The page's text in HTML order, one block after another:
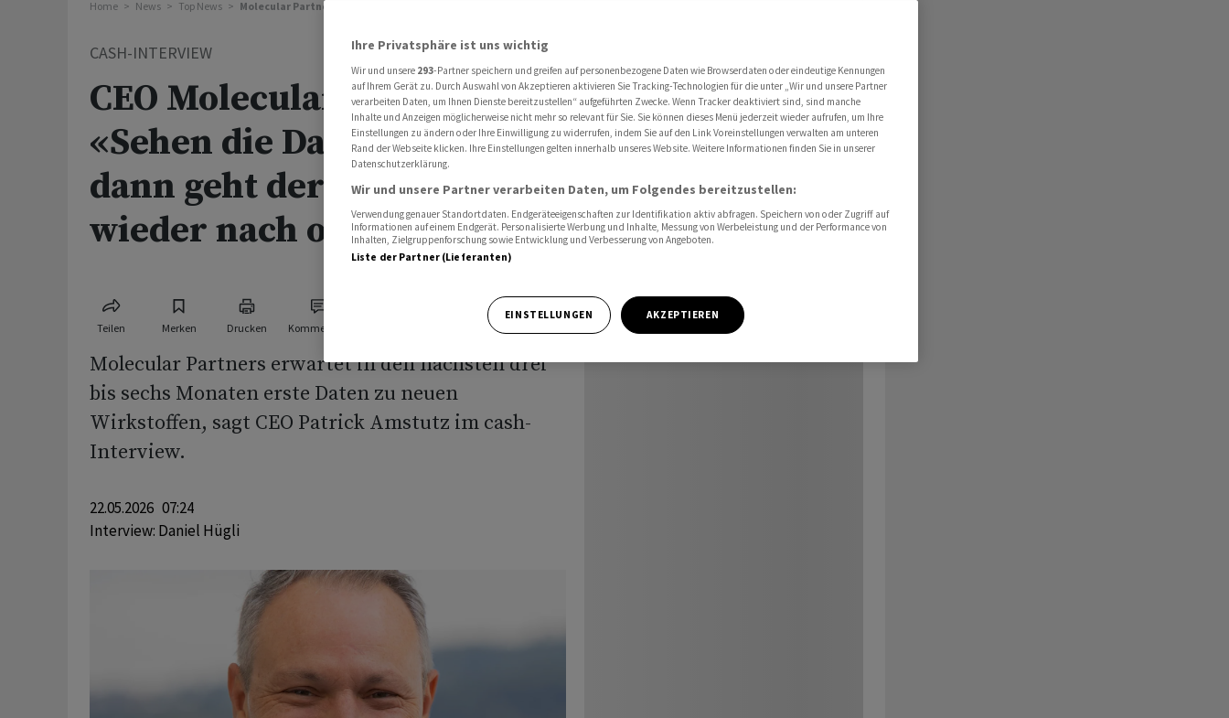
Home News Top News Molecular Partners CEO: «Sehen die Daten gut aus, geht der Aktienkurs nach oben»
CASH-INTERVIEW
CEO Molecular Partners:
«Sehen die Daten gut aus,
dann geht der Aktienkurs
wieder nach oben»
Teilen Merken Drucken Kommentare
Molecular Partners erwartet in den nächsten drei
bis sechs Monaten erste Daten zu neuen
Wirkstoffen, sagt CEO Patrick Amstutz im cash-
Interview.
22.05.2026 07:24
Interview: Daniel Hügli
Ihre Privatsphäre ist uns wichtig
Wir und unsere 293-Partner speichern und greifen auf personenbezogene Daten wie Browserdaten oder eindeutige Kennungen
auf Ihrem Gerät zu. Durch Auswahl von Akzeptieren aktivieren Sie Tracking-Technologien für die unter „Wir und unsere Partner
verarbeiten Daten, um Ihnen Dienste bereitzustellen“ aufgeführten Zwecke. Wenn Tracker deaktiviert sind, sind manche
Inhalte und Anzeigen möglicherweise nicht mehr so relevant für Sie. Sie können dieses Menü jederzeit wieder aufrufen, um Ihre
Einstellungen zu ändern oder Ihre Einwilligung zu widerrufen, indem Sie auf den Link Voreinstellungen verwalten am unteren
Rand der Webseite klicken. Ihre Einstellungen gelten innerhalb unseres Website. Weitere Informationen finden Sie in unserer
Datenschutzerklärung.
Wir und unsere Partner verarbeiten Daten, um Folgendes bereitzustellen:
Verwendung genauer Standortdaten. Endgeräteeigenschaften zur Identifikation aktiv abfragen. Speichern von oder Zugriff auf
Informationen auf einem Endgerät. Personalisierte Werbung und Inhalte, Messung von Werbeleistung und der Performance von
Inhalten, Zielgruppenforschung sowie Entwicklung und Verbesserung von Angeboten.
Liste der Partner (Lieferanten)
EINSTELLUNGEN AKZEPTIEREN